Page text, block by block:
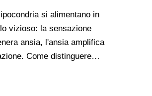
si alimentano in
vizioso: la sensazione
ansia, l'ansia amplifica
Come distinguere…